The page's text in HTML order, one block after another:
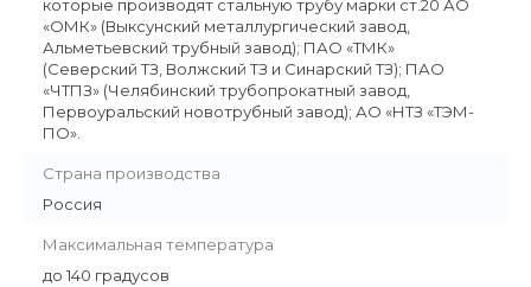
которые производят стальную трубу марки ст.20 АО
«ОМК» (Выксунский металлургический завод,
Альметьевский трубный завод); ПАО «ТМК»
(Северский ТЗ, Волжский ТЗ и Синарский ТЗ); ПАО
«ЧТПЗ» (Челябинский трубопрокатный завод,
Первоуральский новотрубный завод); АО «НТЗ «ТЭМ-
ПО».
Страна производства
Россия
Максимальная температура
до 140 градусов